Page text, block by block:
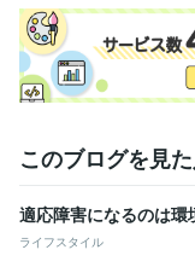
え、ありがとうござい
ざいます！ お陰様で
す！ おかげさまでプ
ます お陰様で販売実
資格・検定
メンタル心理カウンセ
日商簿記検定2級
このブログを見
適応障害になるのは環
ライフスタイル